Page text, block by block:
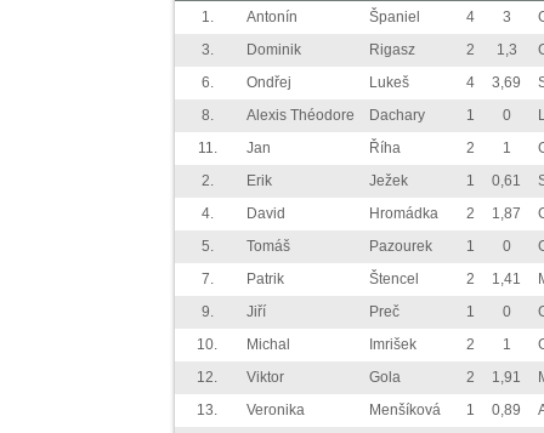
1. Antonín Španiel 4 3
3.
Dominik Rigasz 2 1,3
6.
Ondřej Lukeš 4 3,69
8.
Alexis Théodore Dachary 1 0
11.
Jan Říha 2 1
2.
Erik Ježek 1 0,61
4.
David Hromádka 2 1,87
5.
Tomáš Pazourek 1 0
7.
Patrik Štencel 2 1,41
9.
Jiří Preč 1 0
10.
Michal Imrišek 2 1
12.
Viktor Gola 2 1,91
13.
Veronika Menšíková 1 0,89